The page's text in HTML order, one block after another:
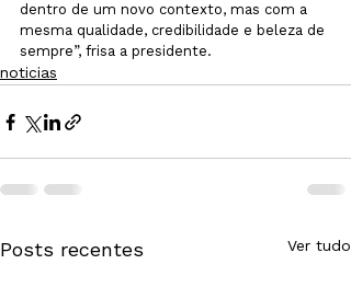
dentro de um novo contexto, mas com a
mesma qualidade, credibilidade e beleza de
sempre”, frisa a presidente.
noticias
Posts recentes Ver tudo